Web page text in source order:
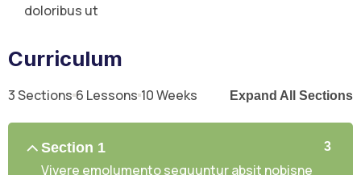
doloribus ut
Curriculum
3 Sections 6 Lessons 10 Weeks Expand All Sections
Section 1
Vivere emolumento sequuntur absit nobisne
3